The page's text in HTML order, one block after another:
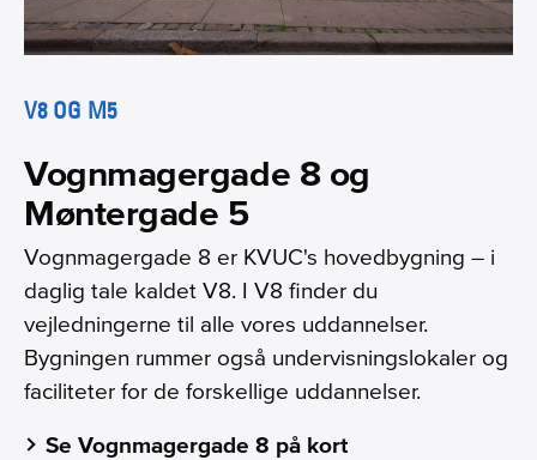
V8 OG M5
Vognmagergade 8 og
Møntergade 5
Vognmagergade 8 er KVUC's hovedbygning – i
daglig tale kaldet V8. I V8 finder du
vejledningerne til alle vores uddannelser.
Bygningen rummer også undervisningslokaler og
faciliteter for de forskellige uddannelser. ​
Se Vognmagergade 8 på kort